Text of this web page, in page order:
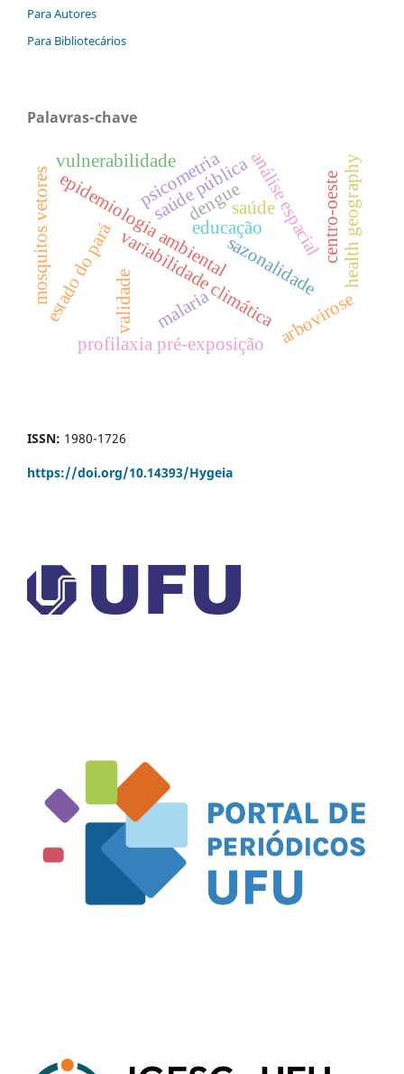
Para Autores
Para Bibliotecários
Palavras-chave
sazonalidade
epidemiologia ambiental
saúde pública
estado do parávariabilidade climática
análise espacial
arbovirose
centro-oeste
psicometria
validade
vulnerabilidade
profilaxia pré-exposição
malaria
health geography
mosquitos vetores dengue
educação
saúde
ISSN: 1980-1726
https://doi.org/10.14393/Hygeia